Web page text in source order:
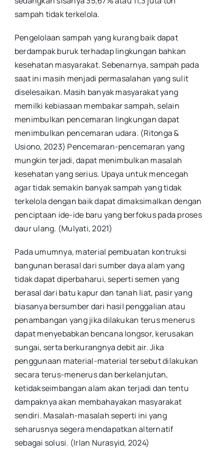
sampah tidak terkelola.
Pengelolaan sampah yang kurang baik dapat
berdampak buruk terhadap lingkungan bahkan
kesehatan masyarakat. Sebenarnya, sampah pada
saat ini masih menjadi permasalahan yang sulit
diselesaikan. Masih banyak masyarakat yang
memilki kebiasaan membakar sampah, selain
menimbulkan pencemaran lingkungan dapat
menimbulkan pencemaran udara. (Ritonga &
Usiono, 2023) Pencemaran-pencemaran yang
mungkin terjadi, dapat menimbulkan masalah
kesehatan yang serius. Upaya untuk mencegah
agar tidak semakin banyak sampah yang tidak
terkelola dengan baik dapat dimaksimalkan dengan
penciptaan ide-ide baru yang berfokus pada proses
daur ulang. (Mulyati, 2021)
Pada umumnya, material pembuatan kontruksi
bangunan berasal dari sumber daya alam yang
tidak dapat diperbaharui, seperti semen yang
berasal dari batu kapur dan tanah liat, pasir yang
biasanya bersumber dari hasil penggalian atau
penambangan yang jika dilakukan terus menerus
dapat menyebabkan bencana longsor, kerusakan
sungai, serta berkurangnya debit air. Jika
penggunaan material-material tersebut dilakukan
secara terus-menerus dan berkelanjutan,
ketidakseimbangan alam akan terjadi dan tentu
dampaknya akan membahayakan masyarakat
sendiri. Masalah-masalah seperti ini yang
seharusnya segera mendapatkan alternatif
sebagai solusi. (Irlan Nurasyid, 2024)